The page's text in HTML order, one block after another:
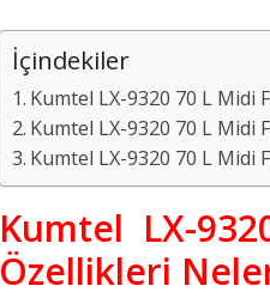
İçindekiler
Kumtel LX-9320 70 L Midi
Kumtel LX-9320 70 L Midi
Kumtel LX-9320 70 L Midi
Kumtel LX-
Özellikleri